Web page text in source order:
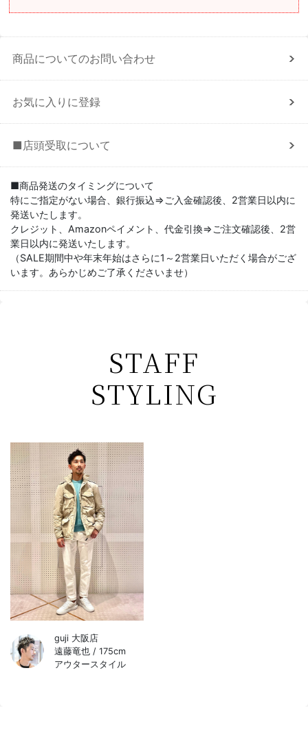
商品についてのお問い合わせ
お気に入りに登録
■店頭受取について
■商品発送のタイミングについて
特にご指定がない場合、銀行振込⇒ご入金確認後、2営業日以内に
発送いたします。
クレジット、Amazonペイメント、代金引換⇒ご注文確認後、2営
業日以内に発送いたします。
（SALE期間中や年末年始はさらに1～2営業日いただく場合がござ
います。あらかじめご了承くださいませ）
STAFF
STYLING
guji 大阪店
遠藤竜也 / 175cm
アウタースタイル